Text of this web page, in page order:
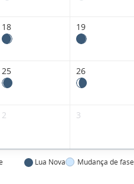
18 19
25 26
2 3
Lua Nova Mudança de fase